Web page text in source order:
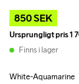
850 SEK
Ursprungligt pris1
Finns i lager
White-Aquamarine